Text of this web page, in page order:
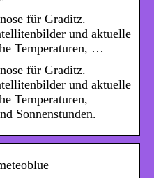
für Graditz.
und aktuelle
Temperaturen, …
für Graditz.
und aktuelle
Temperaturen,
Sonnenstunden.